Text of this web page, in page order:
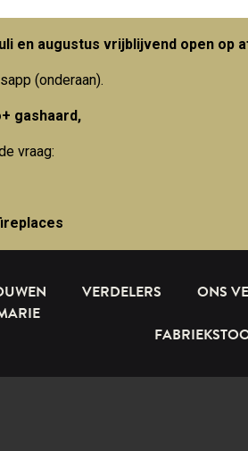
en augustus vrijblijvend open op
(onderaan).
gashaard,
vraag:
VERDELERS
ONS